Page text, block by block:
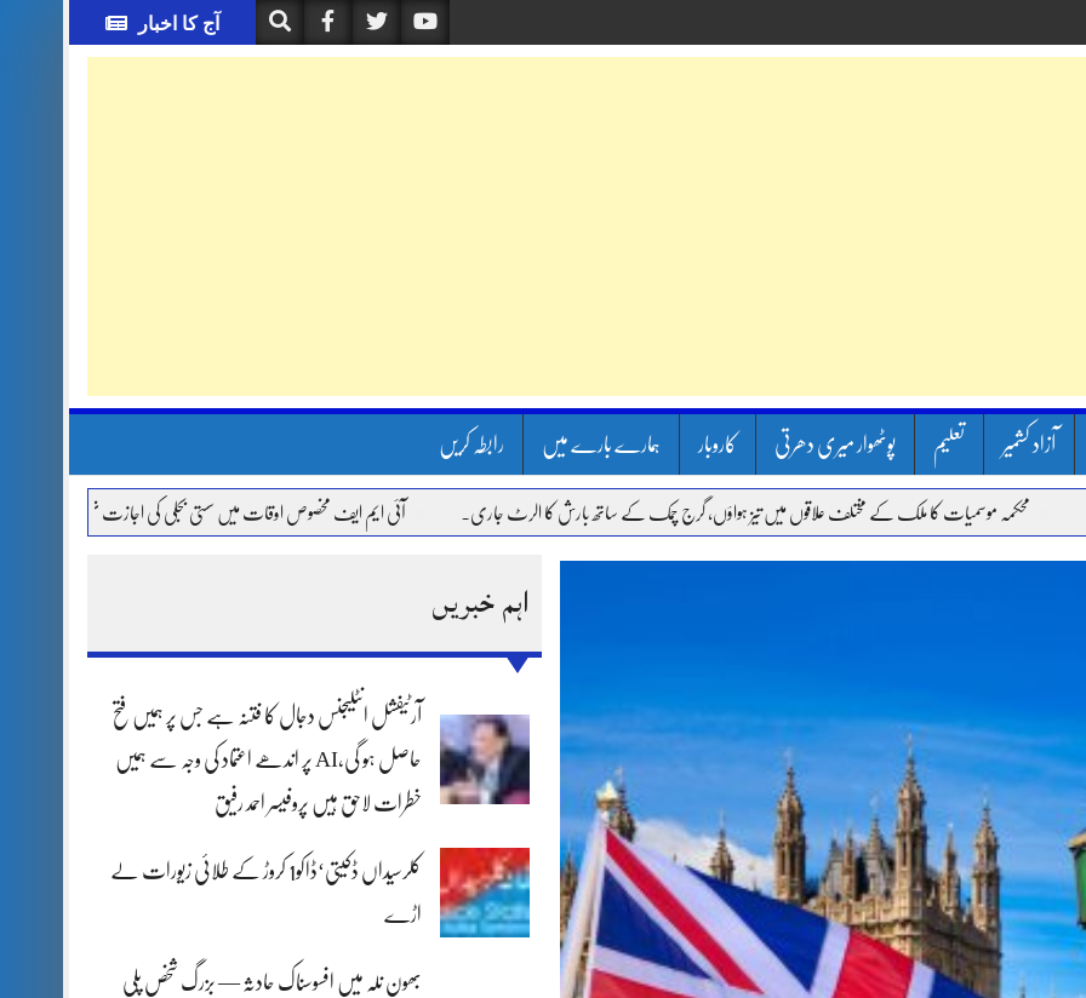
آج کا اخبار
آزاد کشمیر تعلیم پوٹھوار میری دھرتی کاروبار ہمارے بارے میں رابطہ کریں
موسمیات کا ملک کے مختلف علاقوں میں تیز ہواؤں، گرج چمک کے ساتھ بارش کا الرٹ جاری. آئی ایم ایف مخصوص اوقات میں سستی بجلی کی اجازت نہیں دے رہا، وفاقی وزیر
اہم خبریں
آرٹیفشل انٹلیجنس دجال کا فتنہ ہے جس پر ہمیں فتح
حاصل ہو گی،AI پر اندھے اعتماد کی وجہ سے ہمیں
خطرات لاحق ہیں پروفیسر احمد رفیق
کلرسیداں ڈکیتی‘ڈاکو1 کروڑ کے طلائی زیورات لے
اڑے
بھون نلہ میں افسوسناک حادثہ — بزرگ شخص پلی